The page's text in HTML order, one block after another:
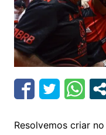
Resolvemos criar